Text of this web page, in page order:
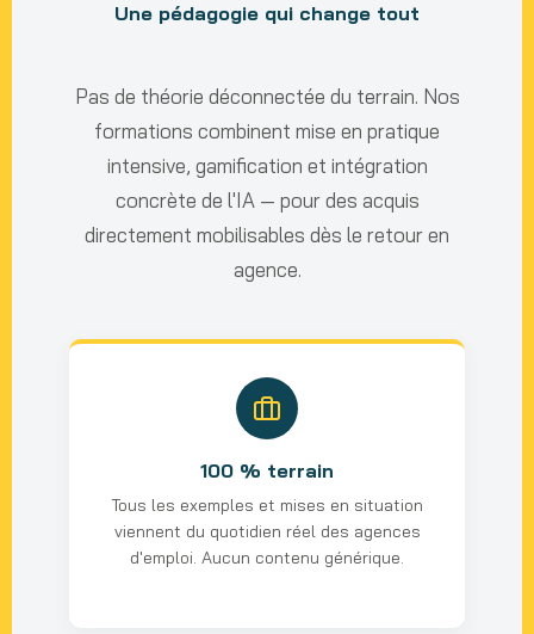
Une pédagogie qui change tout
Pas de théorie déconnectée du terrain. Nos
formations combinent mise en pratique
intensive, gamification et intégration
concrète de l'IA — pour des acquis
directement mobilisables dès le retour en
agence.
100 % terrain
Tous les exemples et mises en situation
viennent du quotidien réel des agences
d'emploi. Aucun contenu générique.